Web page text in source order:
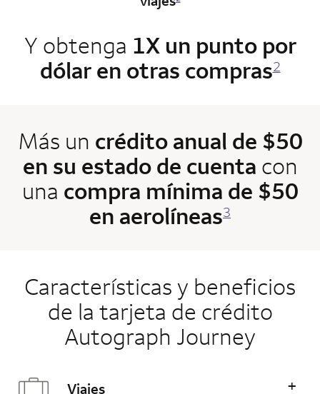
Y obtenga 1X un punto por
dólar en otras compras2
Más un crédito anual de $50
en su estado de cuenta con
una compra mínima de $50
en aerolíneas3
Características y beneficios
de la tarjeta de crédito
Autograph Journey
Viajes +